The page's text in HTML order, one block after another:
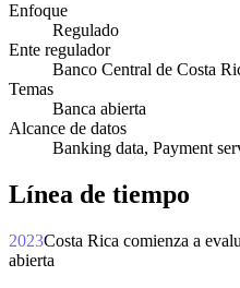
Enfoque
Regulado
Ente regulador
Banco Central de Costa
Temas
Banca abierta
Alcance de datos
Banking data, Payment
Línea de tiempo
2023Costa Rica comienza a
abierta